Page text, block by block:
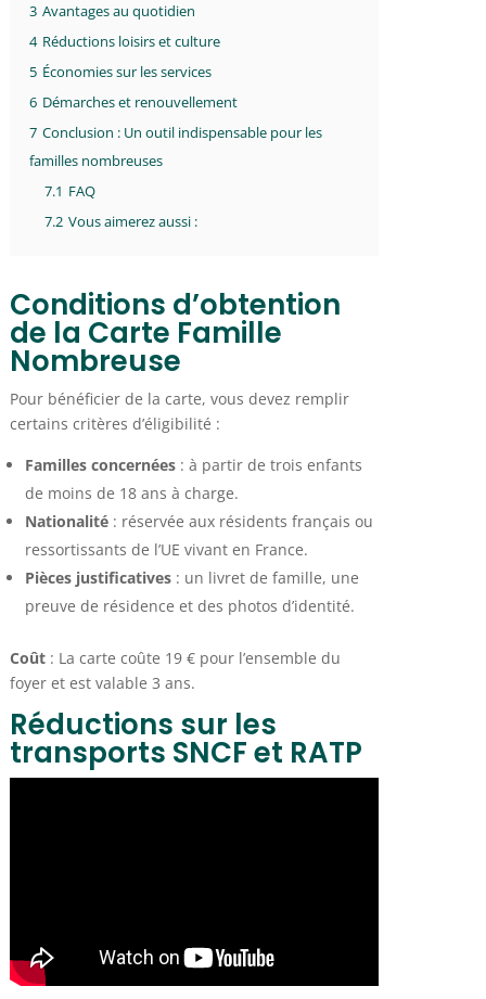
3 Avantages au quotidien
4 Réductions loisirs et culture
5 Économies sur les services
6 Démarches et renouvellement
7 Conclusion : Un outil indispensable pour les
familles nombreuses
7.1 FAQ
7.2 Vous aimerez aussi :
Conditions d’obtention
de la Carte Famille
Nombreuse
Pour bénéficier de la carte, vous devez remplir
certains critères d’éligibilité :
Familles concernées: à partir de trois enfants
de moins de 18 ans à charge.
Nationalité: réservée aux résidents français ou
ressortissants de l’UE vivant en France.
Pièces justificatives: un livret de famille, une
preuve de résidence et des photos d’identité.
Coût: La carte coûte 19 € pour l’ensemble du
foyer et est valable 3 ans.
Réductions sur les
transports SNCF et RATP